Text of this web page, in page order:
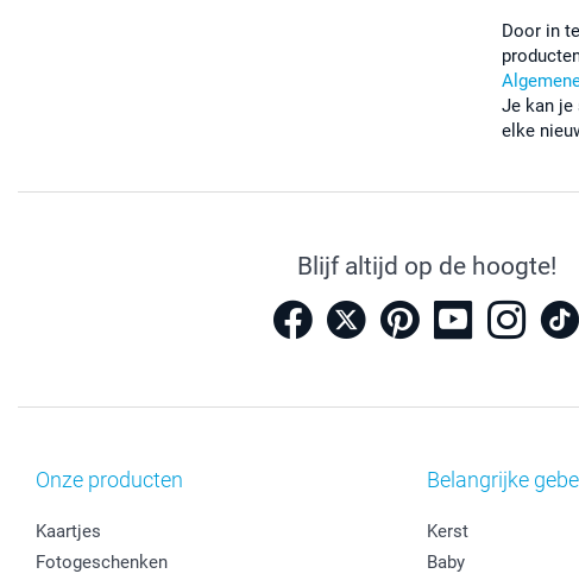
Door in
Je kan
elke
Blijf altijd op de hoogte!
Onze producten
Kaartjes
Fotogeschenken
Belangrijke
Kerst
Baby